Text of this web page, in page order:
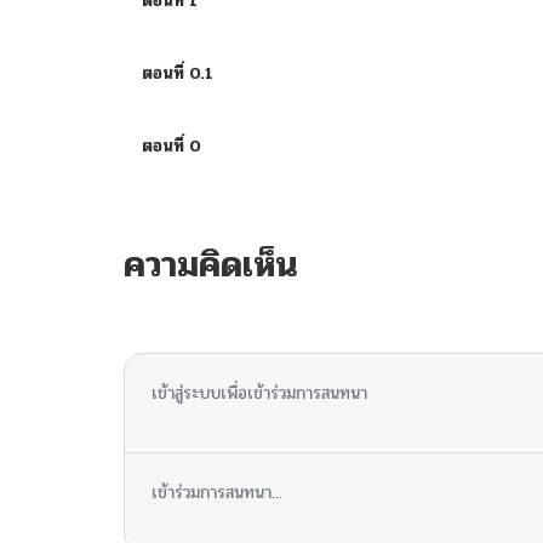
ตอนที่ 0.1
ตอนที่ 0
ความคิดเห็น
เข้าสู่ระบบเพื่อเข้าร่วมการสนทนา
เข้าร่วมการสนทนา...